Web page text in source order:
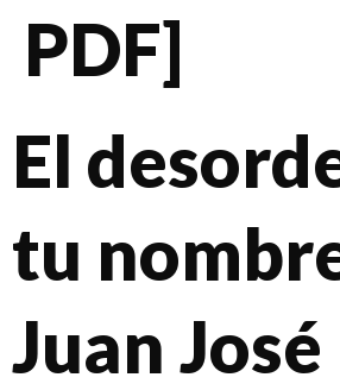
PDF]
El
tu
Juan José